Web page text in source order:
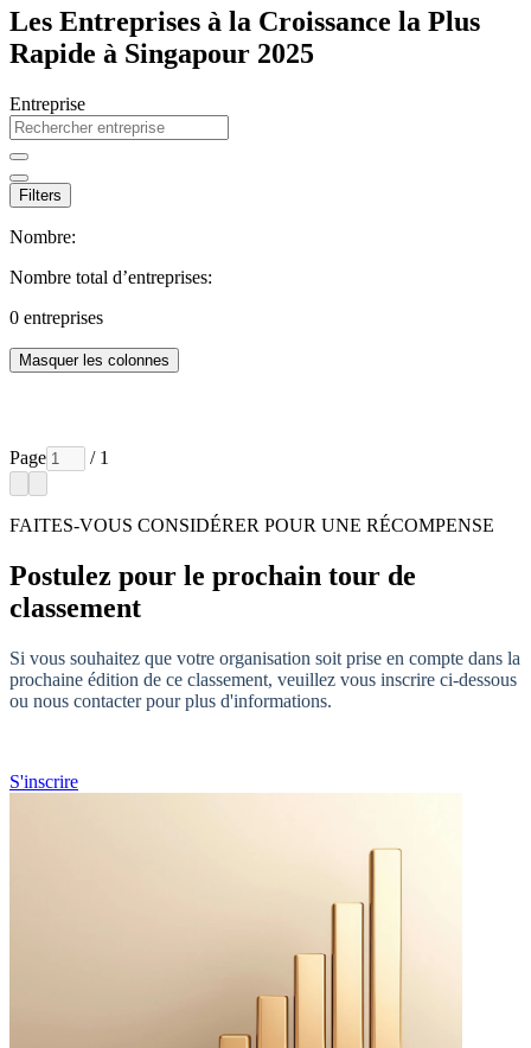
Les Entreprises à la Croissance la Plus
Rapide à Singapour 2025
Entreprise
Filters
Nombre:
Nombre total d’entreprises:
0 entreprises
Masquer les colonnes
Page / 1
FAITES-VOUS CONSIDÉRER POUR UNE RÉCOMPENSE
Postulez pour le prochain tour de
classement
Si vous souhaitez que votre organisation soit prise en compte dans la
prochaine édition de ce classement, veuillez vous inscrire ci-dessous
ou nous contacter pour plus d'informations.
S'inscrire